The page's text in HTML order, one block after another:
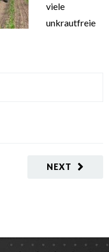
viele
unkrautfreie
NEXT